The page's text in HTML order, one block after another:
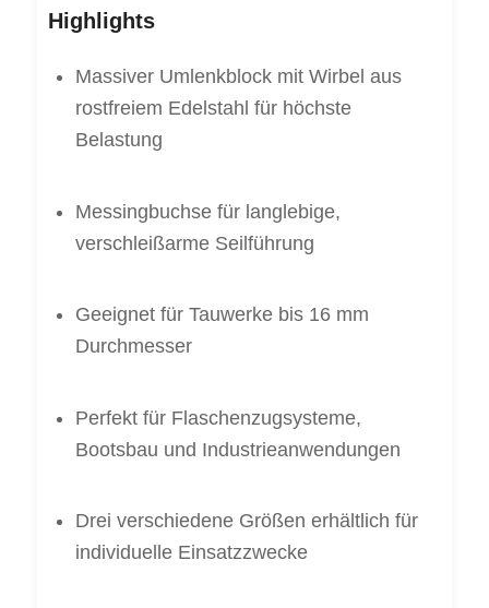
Highlights
Massiver Umlenkblock mit Wirbel aus
rostfreiem Edelstahl für höchste
Belastung
Messingbuchse für langlebige,
verschleißarme Seilführung
Geeignet für Tauwerke bis 16 mm
Durchmesser
Perfekt für Flaschenzugsysteme,
Bootsbau und Industrieanwendungen
Drei verschiedene Größen erhältlich für
individuelle Einsatzzwecke